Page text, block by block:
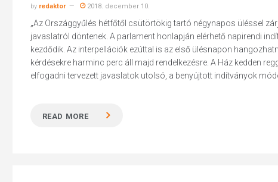
by redaktor 2018. december 10.
„Az Országgyűlés hétfőtől csütörtökig tartó négynapos üléssel
javaslatról döntenek. A parlament honlapján elérhető napirendi
kezdődik. Az interpellációk ezúttal is az első ülésnapon
kérdésekre harminc perc áll majd rendelkezésre. A Ház kedden
elfogadni tervezett javaslatok utolsó, a benyújtott indítványok
READ MORE